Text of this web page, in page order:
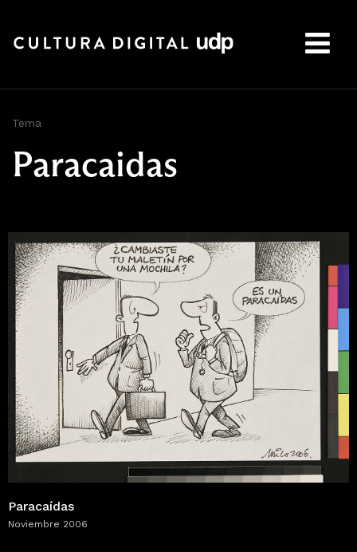
Tema
Paracaidas
Paracaídas
Noviembre 2006